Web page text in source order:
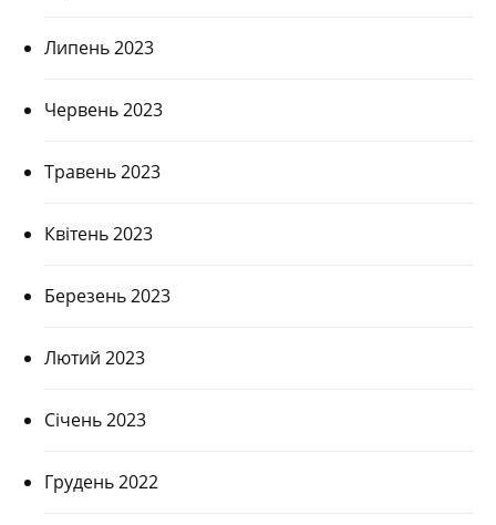
Липень 2023
Червень 2023
Травень 2023
Квітень 2023
Березень 2023
Лютий 2023
Січень 2023
Грудень 2022